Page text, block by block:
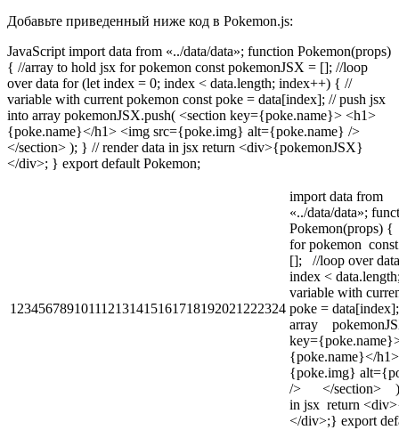
Добавьте приведенный ниже код в Pokemon.js:
JavaScript import data from «../data/data»; function Pokemon(props)
{ //array to hold jsx for pokemon const pokemonJSX = []; //loop
over data for (let index = 0; index < data.length; index++) { //
variable with current pokemon const poke = data[index]; // push jsx
into array pokemonJSX.push( <section key={poke.name}> <h1>
{poke.name}</h1> <img src={poke.img} alt={poke.name} />
</section> ); } // render data in jsx return <div>{pokemonJSX}
</div>; } export default Pokemon;
123456789101112131415161718192021222324
import data from
«../data/data»;
Pokemon(props)
for pokemon
[]; //loop over
index <
variable with
poke =
array
{poke.name}</
{poke.img}
/> </section> );
in jsx return
</div>;} export